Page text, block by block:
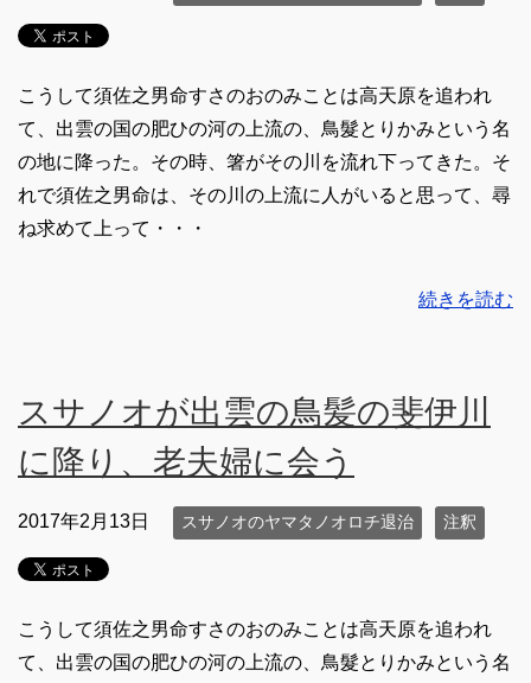
こうして須佐之男命すさのおのみことは高天原を追われ
て、出雲の国の肥ひの河の上流の、鳥髮とりかみという名
の地に降った。その時、箸がその川を流れ下ってきた。そ
れで須佐之男命は、その川の上流に人がいると思って、尋
ね求めて上って・・・
続きを読む
スサノオが出雲の鳥髪の斐伊川
に降り、老夫婦に会う
2017年2月13日 スサノオのヤマタノオロチ退治 注釈
こうして須佐之男命すさのおのみことは高天原を追われ
て、出雲の国の肥ひの河の上流の、鳥髮とりかみという名